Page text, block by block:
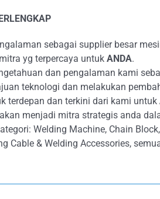
sebagai supplier besar
yg terpercaya untuk ANDA.
dan pengalaman kami
teknologi dan melakukan
terdepan dan terkini dari kami untuk
menjadi mitra strategis anda
Welding Machine, Chain
Cable & Welding Accessories,